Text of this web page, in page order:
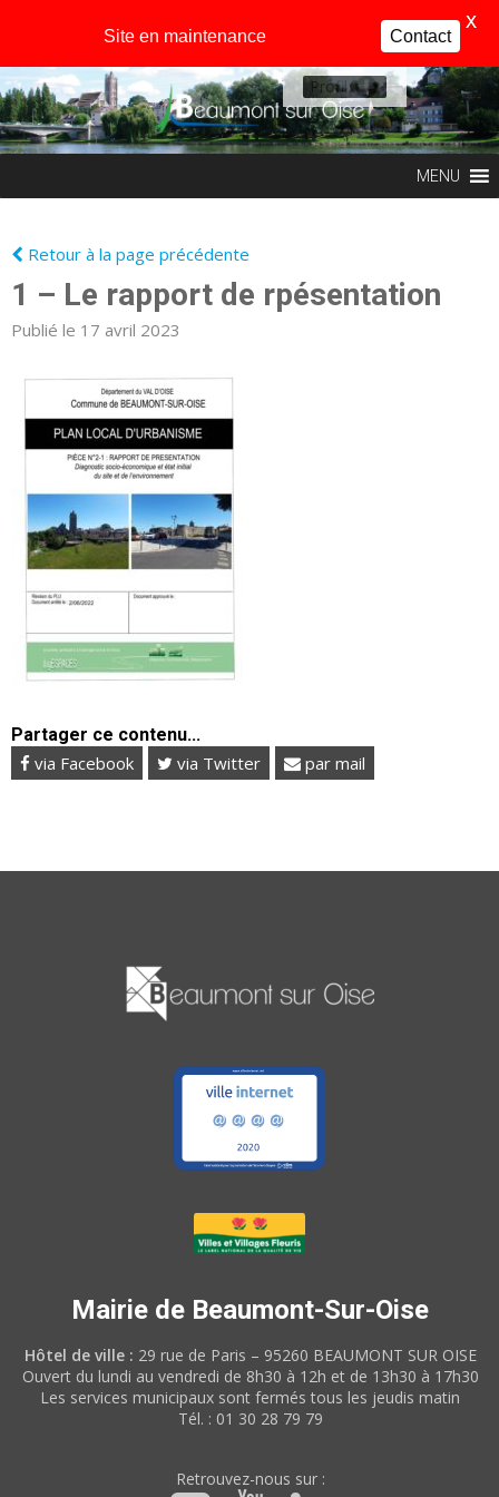
Profil
MENU
Retour à la page précédente
1 – Le rapport de rpésentation
Publié le 17 avril 2023
Partager ce contenu...
via Facebook via Twitter par mail
Mairie de Beaumont-Sur-Oise
Hôtel de ville : 29 rue de Paris – 95260 BEAUMONT SUR OISE
Ouvert du lundi au vendredi de 8h30 à 12h et de 13h30 à 17h30
Les services municipaux sont fermés tous les jeudis matin
Tél. : 01 30 28 79 79
Retrouvez-nous sur :
Site en maintenance Contact
X